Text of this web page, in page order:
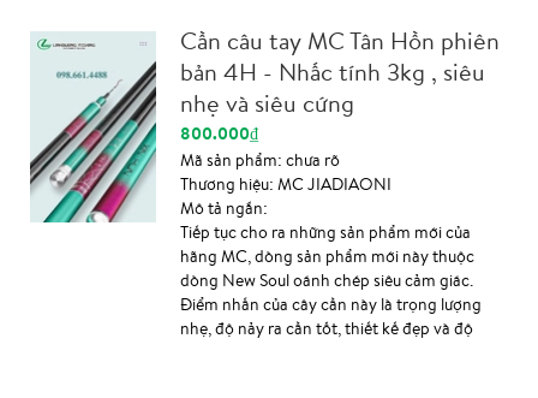
0986614488 ⛴ Ship toàn quốc Xem
thêm sản phẩm khác tại website:
docaulinhduong.com hoặc xuongdocau .com
Cần câu tay MC Tân Hồn phiên
bản 4H - Nhấc tính 3kg , siêu
nhẹ và siêu cứng
800.000₫
Mã sản phẩm:chưa rõ
Thương hiệu:MC JIADIAONI
Mô tả ngắn:
Tiếp tục cho ra những sản phẩm mới của
hãng MC, dòng sản phẩm mới này thuộc
dòng New Soul oánh chép siêu cảm giác.
Điểm nhấn của cây cần này là trọng lượng
nhẹ, độ nảy ra cần tốt, thiết kế đẹp và độ